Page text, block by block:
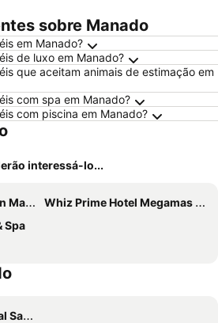
sobre Manado
em Manado?
de luxo em Manado?
que aceitam animais de estimação em
com spa em Manado?
com piscina em Manado?
interessá-lo...
Whiz Prime Hotel Megamas Manado
Spa